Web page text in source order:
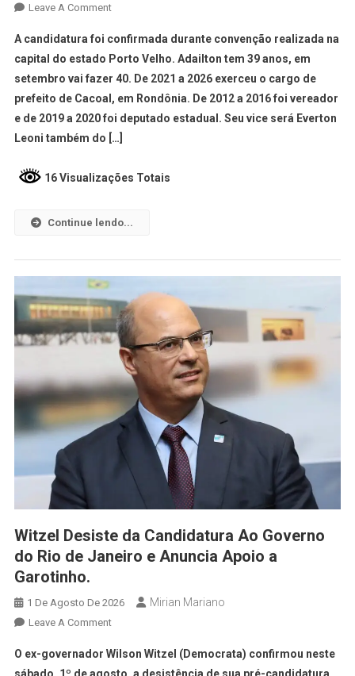
Leave A Comment
A candidatura foi confirmada durante convenção realizada na
capital do estado Porto Velho. Adailton tem 39 anos, em
setembro vai fazer 40. De 2021 a 2026 exerceu o cargo de
prefeito de Cacoal, em Rondônia. De 2012 a 2016 foi vereador
e de 2019 a 2020 foi deputado estadual. Seu vice será Everton
Leoni também do […]
16 Visualizações Totais
Continue lendo...
Witzel Desiste da Candidatura Ao Governo
do Rio de Janeiro e Anuncia Apoio a
Garotinho.
1 De Agosto De 2026 Mirian Mariano
Leave A Comment
O ex-governador Wilson Witzel (Democrata) confirmou neste